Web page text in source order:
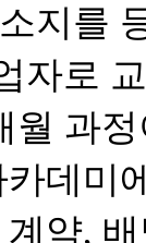
지를
자로
월 과
데미
약,